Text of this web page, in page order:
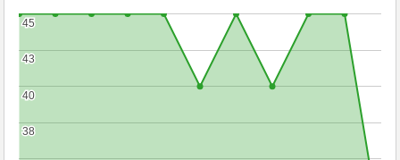
38
38
40
40
43
43
45
45